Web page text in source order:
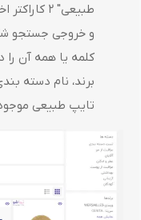
طبیعی" 2
و خروجی جستجو
کلمه یا همه آن را
برند، نام دسته
تایپ طبیعی